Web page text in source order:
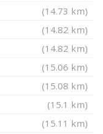
(14.73 km)
(14.82 km)
(14.82 km)
(15.06 km)
(15.08 km)
(15.1 km)
(15.11 km)